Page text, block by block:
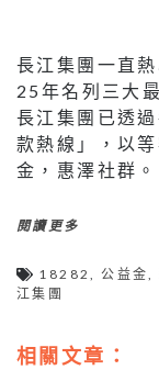
長江集團一直
25年名列三大
長江集團已透
款熱線」，以
金，惠澤社群。
閱讀更多
18282 ,公益金 ,
江集團
相關文章：